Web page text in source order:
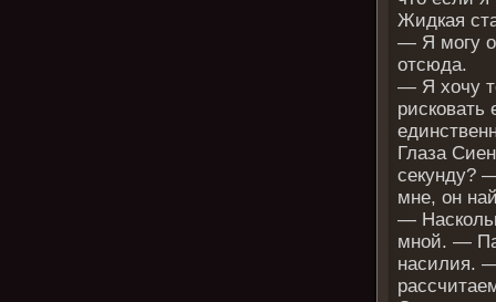
Жидкая
— Я могу о
отсюда.
— Я хочу
рисковать
Глаза
секунду?
мне, он
—
мной. —
насилия.